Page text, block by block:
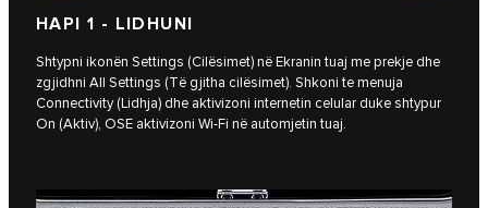
HAPI 1 - LIDHUNI
Shtypni ikonën Settings (Cilësimet) në Ekranin tuaj me prekje dhe
zgjidhni All Settings (Të gjitha cilësimet). Shkoni te menuja
Connectivity (Lidhja) dhe aktivizoni internetin celular duke shtypur
On (Aktiv), OSE aktivizoni Wi‑Fi në automjetin tuaj.